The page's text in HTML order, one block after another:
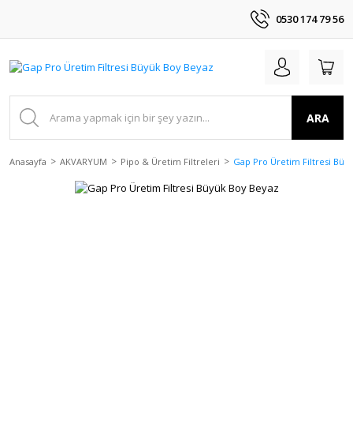
0530 174 79 56
ARA
Anasayfa AKVARYUM Pipo & Üretim Filtreleri Gap Pro Üretim Filtresi